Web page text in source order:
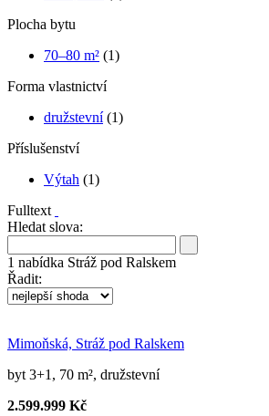
Plocha bytu
70–80 m² (1)
Forma vlastnictví
družstevní(1)
Příslušenství
Výtah (1)
Fulltext
Hledat slova:
1 nabídka Stráž pod Ralskem
Řadit:
Mimoňská, Stráž pod Ralskem
byt 3+1, 70 m², družstevní
2.599.999 Kč